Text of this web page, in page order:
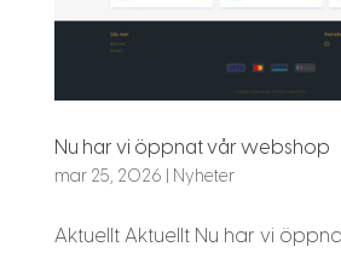
Nu har vi öppnat vår webshop
mar 25, 2026 Nyheter
Aktuellt Aktuellt Nu har vi